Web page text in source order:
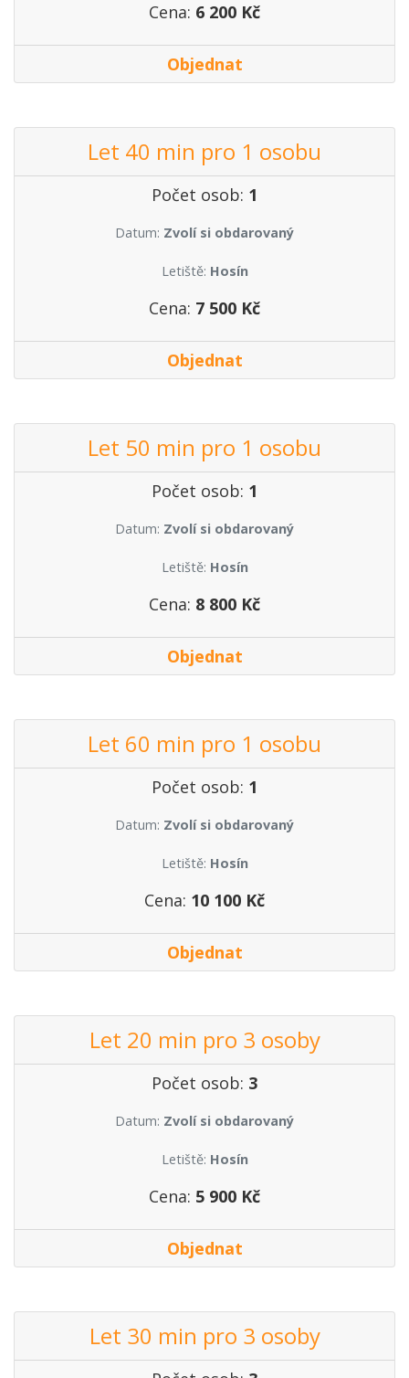
Cena: 6 200 Kč
Objednat
Let 40 min pro 1 osobu
Počet osob: 1
Datum: Zvolí si obdarovaný
Letiště: Hosín
Cena: 7 500 Kč
Objednat
Let 50 min pro 1 osobu
Počet osob: 1
Datum: Zvolí si obdarovaný
Letiště: Hosín
Cena: 8 800 Kč
Objednat
Let 60 min pro 1 osobu
Počet osob: 1
Datum: Zvolí si obdarovaný
Letiště: Hosín
Cena: 10 100 Kč
Objednat
Let 20 min pro 3 osoby
Počet osob: 3
Datum: Zvolí si obdarovaný
Letiště: Hosín
Cena: 5 900 Kč
Objednat
Let 30 min pro 3 osoby